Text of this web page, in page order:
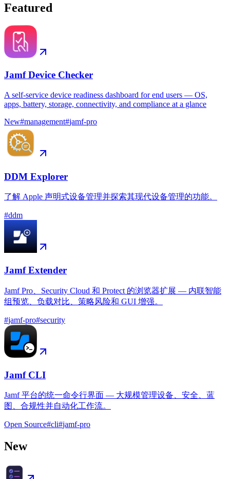
Featured
Jamf Device Checker
A self-service device readiness dashboard for end users — OS,
apps, battery, storage, connectivity, and compliance at a glance
New#management#jamf-pro
DDM Explorer
了解 Apple 声明式设备管理并探索其现代设备管理的功能。
#ddm
Jamf Extender
Jamf Pro、Security Cloud 和 Protect 的浏览器扩展 — 内联智能
组预览、负载对比、策略风险和 GUI 增强。
#jamf-pro#security
Jamf CLI
Jamf 平台的统一命令行界面 — 大规模管理设备、安全、蓝
图、合规性并自动化工作流。
Open Source#cli#jamf-pro
New